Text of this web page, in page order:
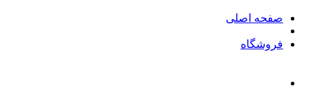
صفحه اصلی
فروشگاه